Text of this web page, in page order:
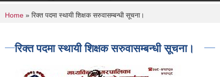
You are here
Home » रिक्त पदमा स्थायी शिक्षक सरुवासम्बन्धी सूचना।
रिक्त पदमा स्थायी शिक्षक सरुवासम्बन्धी सूचना।